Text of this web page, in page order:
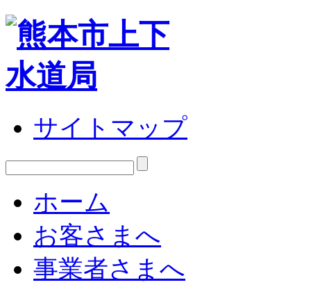
サイトマップ
ホーム
お客さまへ
事業者さまへ